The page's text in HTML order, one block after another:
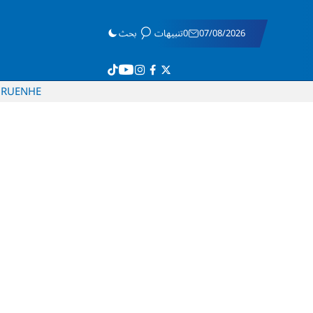
07/08/2026 0تنبيهات بحث
HE
EN
RU